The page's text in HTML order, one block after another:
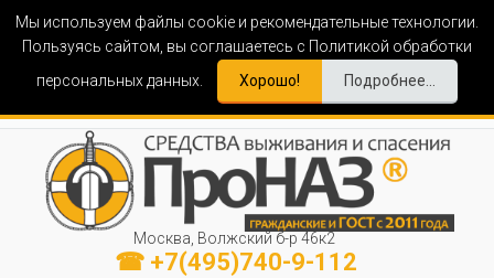
Мы используем файлы cookie и рекомендательные технологии.
Пользуясь сайтом, вы соглашаетесь с Политикой обработки
персональных данных.
Хорошо! Подробнее...
Москва, Волжский б-р 46к2
☎ +7(495)740-9-112